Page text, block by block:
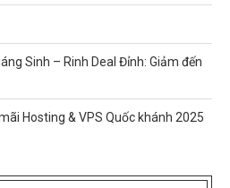
Sinh – Rinh Deal Đỉnh: Giảm đến
Hosting & VPS Quốc khánh 2025